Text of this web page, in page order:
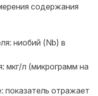
содержания
ниобий (Nb) в
мкг/л (микрограмм на
показатель отражает